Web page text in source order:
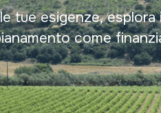
tue esigenze,
come